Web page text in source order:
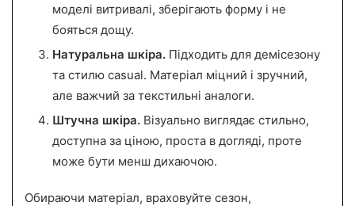
моделі витривалі, зберігають форму і не
бояться дощу.
Натуральна шкіра. Підходить для демісезону
та стилю casual. Матеріал міцний і зручний,
але важчий за текстильні аналоги.
Штучна шкіра. Візуально виглядає стильно,
доступна за ціною, проста в догляді, проте
може бути менш дихаючою.
Обираючи матеріал, враховуйте сезон,